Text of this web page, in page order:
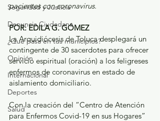
Seguridad y Justicia
Denuncia Ciudadana
¿Qué pasa en tus municipios?
Opinión
Internacional
Deportes
Salud
pacientes con coronavirus.
POR: EDILA G. GÓMEZ
La Arquidiócesis de Toluca desplegará un
contingente de 30 sacerdotes para ofrecer
servicio espiritual (oración) a los feligreses
enfermos de coronavirus en estado de
aislamiento domiciliario.
Con la creación del “Centro de Atención
para Enfermos Covid-19 en sus Hogares”